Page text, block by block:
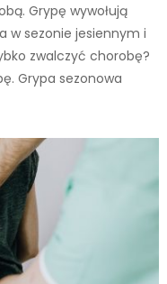
Grypę wywołują
w sezonie jesiennym i
zwalczyć chorobę?
Grypa sezonowa